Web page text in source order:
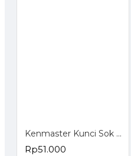
Kenmaster Kunci Sok 27 Pcs Socket Wrench Set
Rp51.000